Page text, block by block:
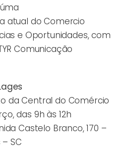
atual do Comercio
e Oportunidades, com
Comunicação
da Central do Comércio
das 9h às 12h
Castelo Branco, 170 –
SC